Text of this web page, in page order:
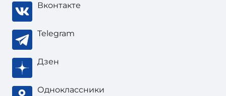
Вконтакте
Telegram
Дзен
Одноклассники